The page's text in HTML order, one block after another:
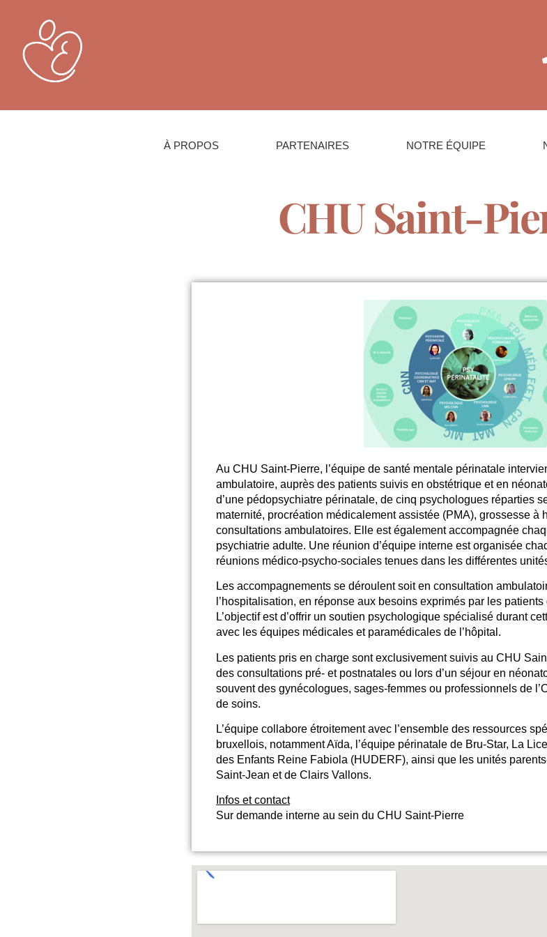
À PROPOS PARTENAIRES NOTRE ÉQUIPE
CHU Saint-
Au CHU Saint-Pierre, l’équipe de santé mentale périnatale
ambulatoire, auprès des patients suivis en obstétrique et en
d’une pédopsychiatre périnatale, de cinq psychologues réparties
maternité, procréation médicalement assistée (PMA), grossesse à
consultations ambulatoires. Elle est également accompagnée
psychiatrie adulte. Une réunion d’équipe interne est organisée
réunions médico-psycho-sociales tenues dans les différentes
Les accompagnements se déroulent soit en consultation
l’hospitalisation, en réponse aux besoins exprimés par les
L’objectif est d’offrir un soutien psychologique spécialisé durant
avec les équipes médicales et paramédicales de l’hôpital.
Les patients pris en charge sont exclusivement suivis au CHU
des consultations pré- et postnatales ou lors d’un séjour en
souvent des gynécologues, sages-femmes ou professionnels de
de soins.
L’équipe collabore étroitement avec l’ensemble des ressources
bruxellois, notamment Aïda, l’équipe périnatale de Bru-Star, La
des Enfants Reine Fabiola (HUDERF), ainsi que les unités
Saint-Jean et de Clairs Vallons.
Infos et contact
Sur demande interne au sein du CHU Saint-Pierre